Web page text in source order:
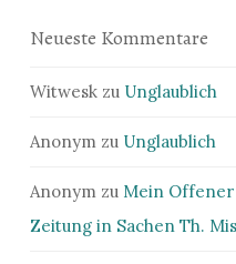
Neueste Kommentare
Witwesk zu Unglaublich
Anonym zu Unglaublich
Anonym zu Mein
Zeitung in Sachen Th.